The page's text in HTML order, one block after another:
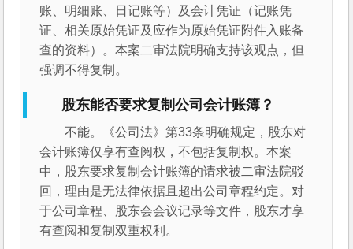
账、明细账、日记账等）及会计凭证（记账凭
证、相关原始凭证及应作为原始凭证附件入账备
查的资料）。本案二审法院明确支持该观点，但
强调不得复制。
股东能否要求复制公司会计账簿？
不能。《公司法》第33条明确规定，股东对
会计账簿仅享有查阅权，不包括复制权。本案
中，股东要求复制会计账簿的请求被二审法院驳
回，理由是无法律依据且超出公司章程约定。对
于公司章程、股东会会议记录等文件，股东才享
有查阅和复制双重权利。